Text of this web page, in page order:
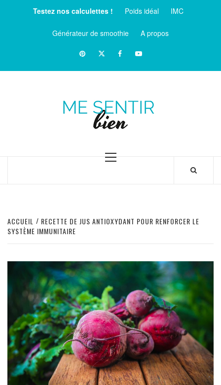
Testez nos calculettes ! Poids idéal IMC
Générateur de smoothie
A propos
PinterestTwitterfacebookYoutube
Menu
ACCUEIL
RECETTE DE JUS ANTIOXYDANT POUR RENFORCER LE
SYSTÈME IMMUNITAIRE